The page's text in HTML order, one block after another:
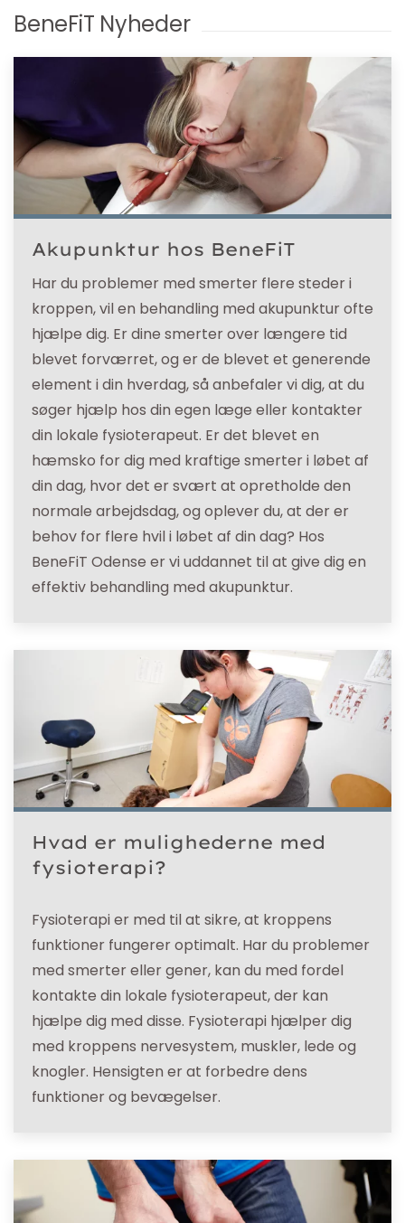
BeneFiT Nyheder
Akupunktur hos BeneFiT
Har du problemer med smerter flere steder i
kroppen, vil en behandling med akupunktur ofte
hjælpe dig. Er dine smerter over længere tid
blevet forværret, og er de blevet et generende
element i din hverdag, så anbefaler vi dig, at du
søger hjælp hos din egen læge eller kontakter
din lokale fysioterapeut. Er det blevet en
hæmsko for dig med kraftige smerter i løbet af
din dag, hvor det er svært at opretholde den
normale arbejdsdag, og oplever du, at der er
behov for flere hvil i løbet af din dag? Hos
BeneFiT Odense er vi uddannet til at give dig en
effektiv behandling med akupunktur.
Hvad er mulighederne med
fysioterapi?
Fysioterapi er med til at sikre, at kroppens
funktioner fungerer optimalt. Har du problemer
med smerter eller gener, kan du med fordel
kontakte din lokale fysioterapeut, der kan
hjælpe dig med disse. Fysioterapi hjælper dig
med kroppens nervesystem, muskler, lede og
knogler. Hensigten er at forbedre dens
funktioner og bevægelser.